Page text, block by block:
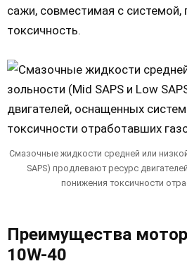
сажи, совместимая с
токсичность.
Смазочные жидкости средней или
SAPS) продлевают ресурс
понижения токсичности
Преимущества
10W-40